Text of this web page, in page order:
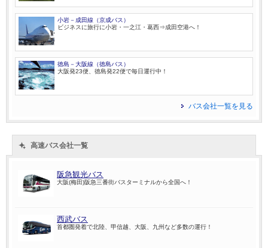
小岩－成田線（京成バス）
ビジネスに旅行に小岩・一之江・葛西⇒成田空港へ！
徳島－大阪線（徳島バス）
大阪発23便、徳島発22便で毎日運行中！
バス会社一覧を見る
高速バス会社一覧
阪急観光バス
大阪(梅田)阪急三番街バスターミナルから全国へ！
西武バス
首都圏発着で北陸、甲信越、大阪、九州など多数の運行！